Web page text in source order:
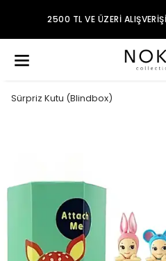
2500 TL VE ÜZERI
Sürpriz Kutu (Blindbox)